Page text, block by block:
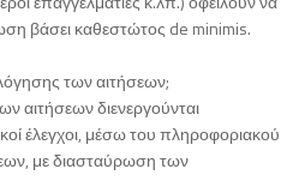
βάσει καθεστώτος de minimis.
των αιτήσεων;
αιτήσεων διενεργούνται
έλεγχοι, μέσω του πληροφοριακού
με διασταύρωση των